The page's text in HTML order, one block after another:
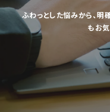
ふわっとした悩みから、明
もお